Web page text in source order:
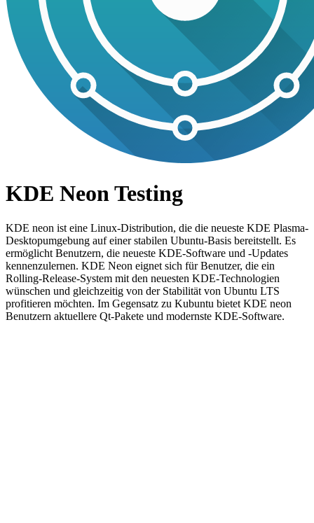
KDE Neon Testing
KDE neon ist eine Linux-Distribution, die die neueste KDE Plasma-
Desktopumgebung auf einer stabilen Ubuntu-Basis bereitstellt. Es
ermöglicht Benutzern, die neueste KDE-Software und -Updates
kennenzulernen. KDE Neon eignet sich für Benutzer, die ein
Rolling-Release-System mit den neuesten KDE-Technologien
wünschen und gleichzeitig von der Stabilität von Ubuntu LTS
profitieren möchten. Im Gegensatz zu Kubuntu bietet KDE neon
Benutzern aktuellere Qt-Pakete und modernste KDE-Software.